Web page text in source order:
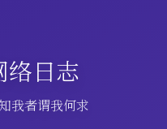
络日志
我者谓我何求